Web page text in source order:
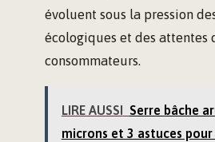
évoluent sous la pression
écologiques et des attentes
consommateurs.
LIRE AUSSI
Serre bâche
microns et 3 astuces